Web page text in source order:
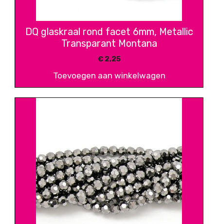
DQ glaskraal rond facet 6mm, Metallic
Transparant Montana
€2,25
Toevoegen aan winkelwagen